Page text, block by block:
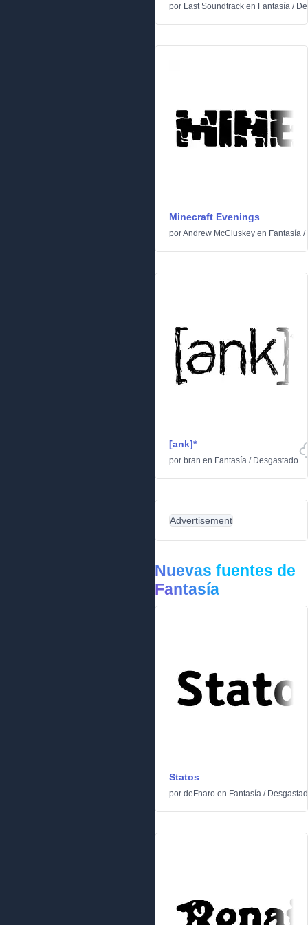
por Last Soundtrack en Fantasía /
Minecraft Evenings
porAndrew McCluskey en Fantasía /
[ank]*
por bran en Fantasía / Desgastado
Advertisement
Nuevas fuentes de
Fantasía
Statos
por deFharo en Fantasía /